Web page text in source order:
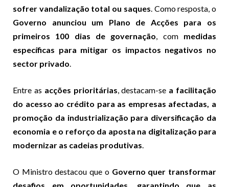
sofrer vandalização total ou saques. Como resposta, o
Governo anunciou um Plano de Acções para os
primeiros 100 dias de governação, com medidas
específicas para mitigar os impactos negativos no
sector privado.
Entre as acções prioritárias, destacam-se a facilitação
do acesso ao crédito para as empresas afectadas, a
promoção da industrialização para diversificação da
economia e o reforço da aposta na digitalização para
modernizar as cadeias produtivas.
O Ministro destacou que o Governo quer transformar